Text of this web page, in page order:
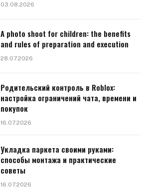
03.08.2026
A photo shoot for children: the benefits
and rules of preparation and execution
28.07.2026
Родительский контроль в Roblox:
настройка ограничений чата, времени и
покупок
16.07.2026
Укладка паркета своими руками:
способы монтажа и практические
советы
16.07.2026